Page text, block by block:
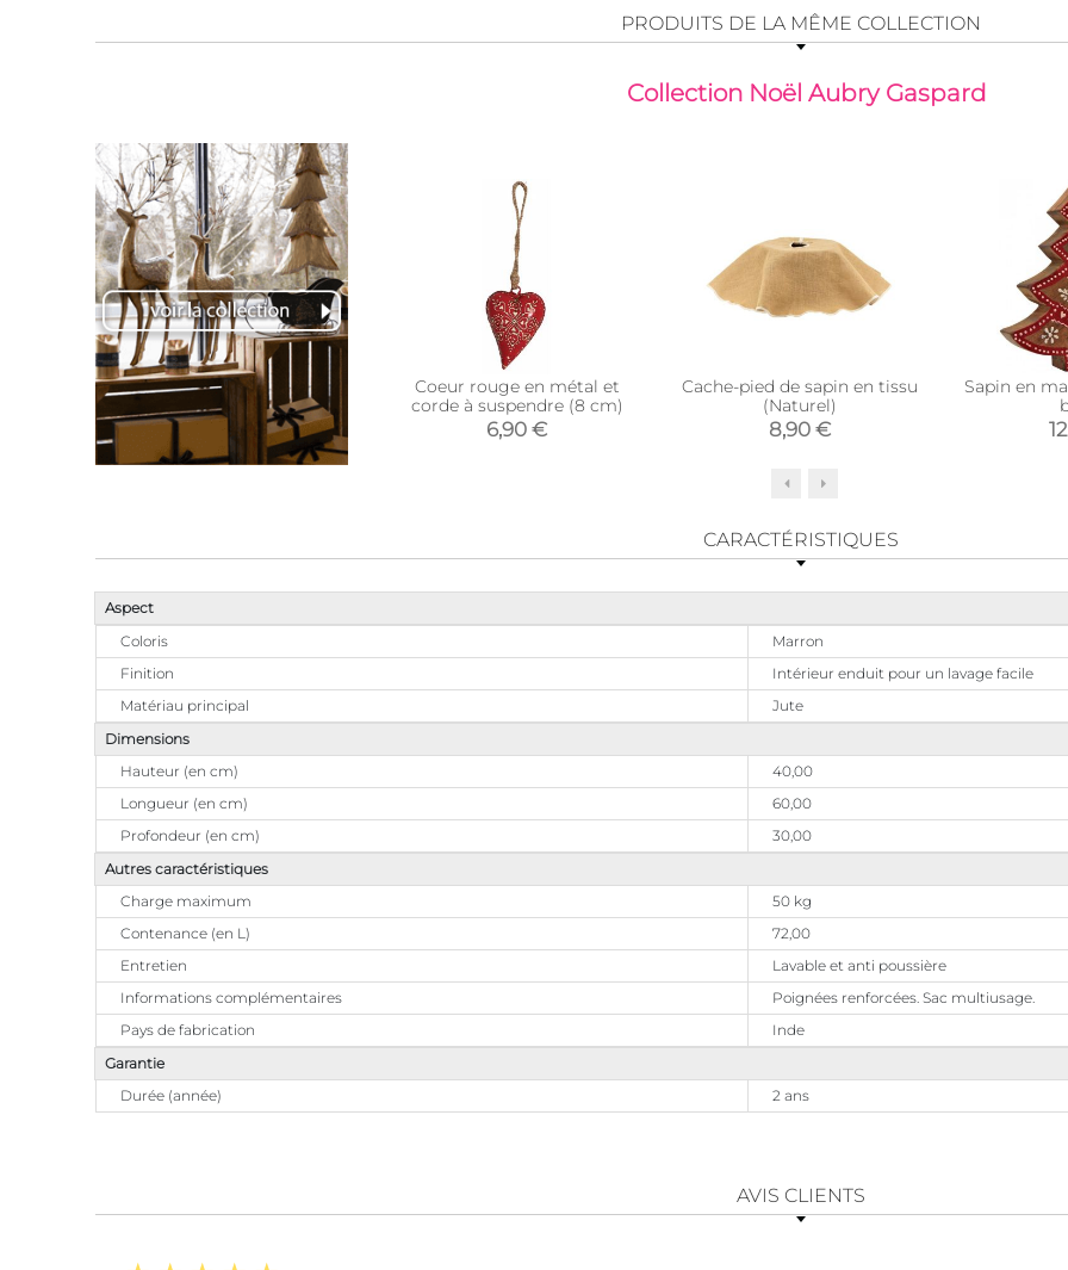
PRODUITS DE LA MÊME COLLECTION
Collection Noël Aubry Gaspard
Coeur rouge en métal et
corde à suspendre (8 cm)
6,90 €
Cache-pied de sapin en tissu
(Naturel)
8,90 €
Sapin en
CARACTÉRISTIQUES
Aspect
Coloris
Marron
Finition
Intérieur enduit pour un lavage facile
Matériau principal
Jute
Dimensions
Hauteur (en cm)
40,00
Longueur (en cm)
60,00
Profondeur (en cm)
30,00
Autres caractéristiques
Charge maximum
50 kg
Contenance (en L)
72,00
Entretien
Lavable et anti poussière
Informations complémentaires
Poignées renforcées. Sac multiusage.
Pays de fabrication
Inde
Garantie
Durée (année)
2 ans
AVIS CLIENTS